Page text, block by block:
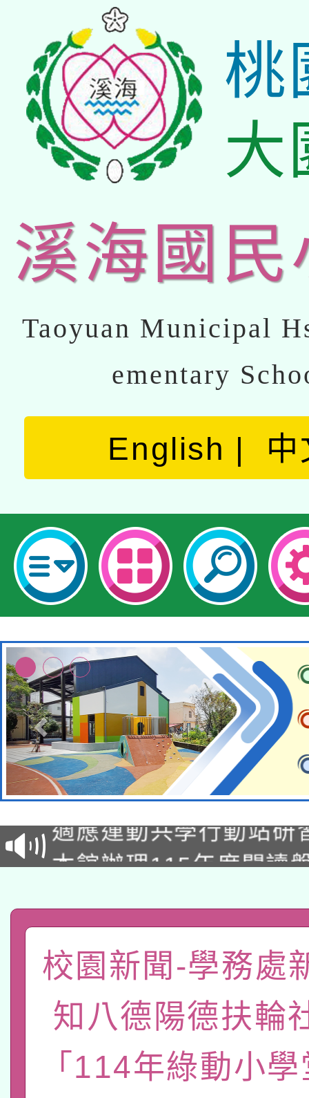
桃
大
溪海國民
Taoyuan Municipal
ementary
English 中
本校115學年度第2次
招甄選結果公告(無人
招)
適應運動共學行動站研
本館辦理115年度閱讀
礎課程
A3數位素養講師名單
「數位內容與教學軟體
pilot」
薪期間赴陸應申請許可
轉知經濟部水利署委託
業技術研究院辦理「
115年8月22日(星期六
校園新聞-學務處
知八德陽德扶輪
「114年綠動小